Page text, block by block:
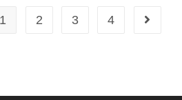
1 2 3 4